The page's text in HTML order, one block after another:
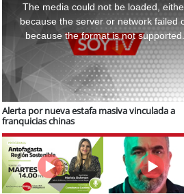
window.
The media could not be loaded,
because the server or network failed
because the format is not supported.
Alerta por nueva estafa masiva vinculada a
franquicias chinas